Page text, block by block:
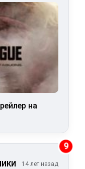
на
9
14 лет назад